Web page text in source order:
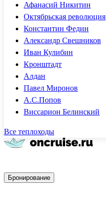
Афанасий Никитин
Октябрьская революция
Константин Федин
Александр Свешников
Иван Кулибин
Кронштадт
Алдан
Павел Миронов
А.С.Попов
Виссарион Белинский
Все теплоходы
Бронирование